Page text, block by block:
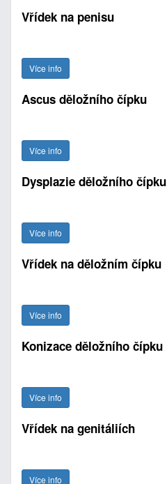
Vřídek na penisu
Více info
Ascus děložního čípku
Více info
Dysplazie děložního čípku
Více info
Vřídek na děložním čípku
Více info
Konizace děložního čípku
Více info
Vřídek na genitáliích
Více info